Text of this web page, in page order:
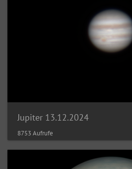
Jupiter 13.12.2024
8753 Aufrufe